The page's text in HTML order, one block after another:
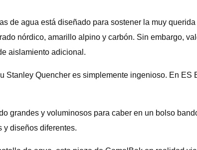
de agua está diseñado para sostener la muy
nórdico, amarillo alpino y carbón. Sin embargo,
aislamiento adicional.
Quencher es simplemente ingenioso. En ES
grandes y voluminosos para caber en un bolso
y diseños diferentes.